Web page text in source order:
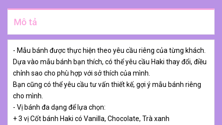
Mô tả
- Mẫu bánh được thực hiện theo yêu cầu riêng của từng khách.
Dựa vào mẫu bánh bạn thích, có thể yêu cầu Haki thay đổi, điều
chỉnh sao cho phù hợp với sở thích của mình.
Bạn cũng có thể yêu cầu tư vấn thiết kế, gợi ý mẫu bánh riêng
cho mình.
- Vị bánh đa dạng để lựa chọn:
+ 3 vị Cốt bánh Haki có Vanilla, Chocolate, Trà xanh